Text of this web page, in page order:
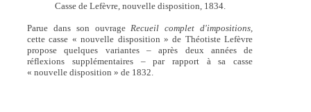
Casse de Lefèvre, nouvelle disposition, 1834.
Parue dans son ouvrageRecueil complet d'impositions,
cette casse « nouvelle disposition » de Théotiste Lefèvre
propose quelques variantes – après deux années de
réflexions supplémentaires – par rapport à sa casse
« nouvelle disposition » de 1832.